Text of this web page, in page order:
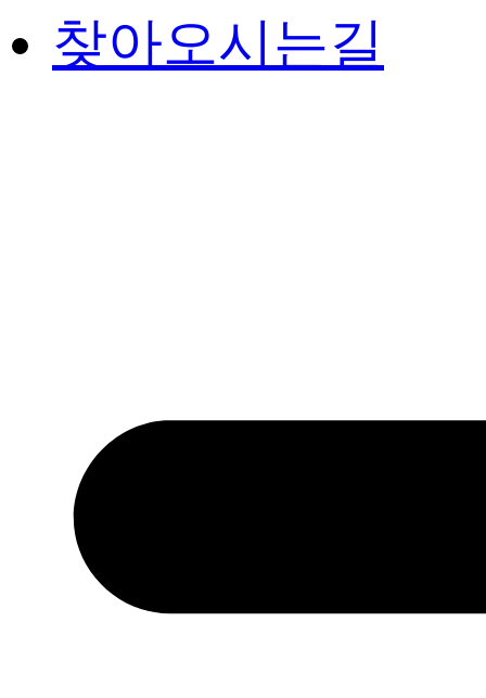
찾아오시는길